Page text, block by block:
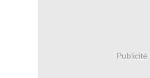
Publicité